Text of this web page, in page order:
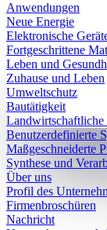
Anwendungen
Neue Energie
Elektronische
Fortgeschrittene
Leben und
Zuhause und Leben
Umweltschutz
Bautätigkeit
Landwirtschaftliche
Benutzerdefinierte
Maßgeschneiderte
Synthese und
Über uns
Profil des
Firmenbroschüren
Nachricht